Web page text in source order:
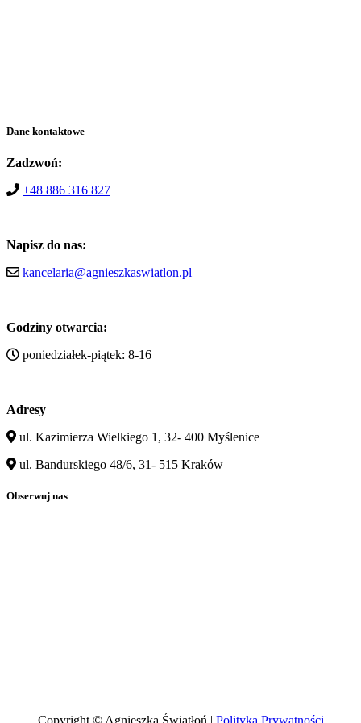
Dane kontaktowe
Zadzwoń:
+48 886 316 827
Napisz do nas:
kancelaria@agnieszkaswiatlon.pl
Godziny otwarcia:
poniedziałek-piątek: 8-16
Adresy
ul. Kazimierza Wielkiego 1, 32- 400 Myślenice
ul. Bandurskiego 48/6, 31- 515 Kraków
Obserwuj nas
Copyright © Agnieszka Światłoń | Polityka Prywatności